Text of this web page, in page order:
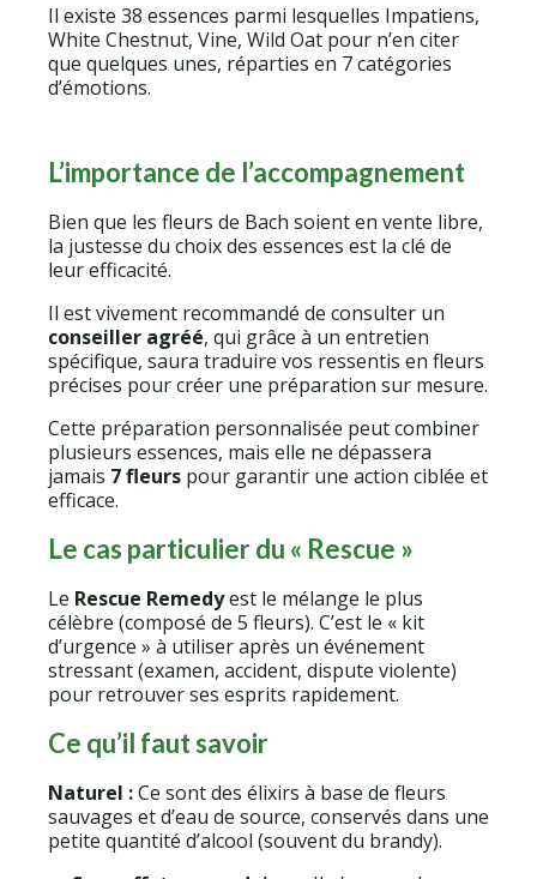
Il existe 38 essences parmi lesquelles Impatiens,
White Chestnut, Vine, Wild Oat pour n’en citer
que quelques unes, réparties en 7 catégories
d’émotions.
L’importance de l’accompagnement
Bien que les fleurs de Bach soient en vente libre,
la justesse du choix des essences est la clé de
leur efficacité.
Il est vivement recommandé de consulter un
conseiller agréé, qui grâce à un entretien
spécifique, saura traduire vos ressentis en fleurs
précises pour créer une préparation sur mesure.
Cette préparation personnalisée peut combiner
plusieurs essences, mais elle ne dépassera
jamais 7 fleurs pour garantir une action ciblée et
efficace.
Le cas particulier du « Rescue »
Le Rescue Remedyest le mélange le plus
célèbre (composé de 5 fleurs). C’est le « kit
d’urgence » à utiliser après un événement
stressant (examen, accident, dispute violente)
pour retrouver ses esprits rapidement.
Ce qu’il faut savoir
Naturel :Ce sont des élixirs à base de fleurs
sauvages et d’eau de source, conservés dans une
petite quantité d’alcool (souvent du brandy).